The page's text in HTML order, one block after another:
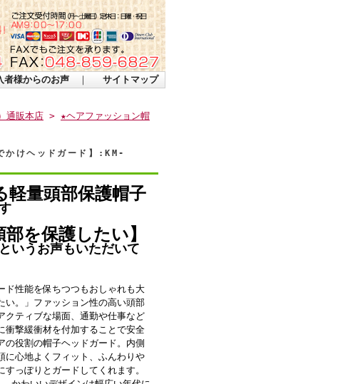
者様からのお声 ｜ サイトマップ
通販本店 > ★ヘアファッション帽
かけヘッドガード】:KM-
量頭部保護帽子
を保護したい】
いうお声もいただいて
ド性能を保ちつつもおしゃれも大
い。」ファッション性の高い頭部
クティブな場面、通勤や仕事など
衝撃緩衝材を付加することで安全
の役割の帽子ヘッドガード。内側
に心地よくフィット、ふんわりや
っぽりとガードしてくれます。